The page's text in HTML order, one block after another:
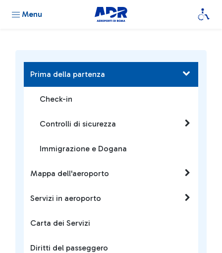
Menu
Prima della partenza
Check-in
Controlli di sicurezza
Immigrazione e Dogana
Mappa dell'aeroporto
Servizi in aeroporto
Carta dei Servizi
Diritti del passeggero